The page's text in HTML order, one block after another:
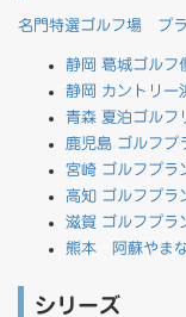
名門特選ゴルフ場 プ
静岡 葛城ゴルフ
静岡 カントリー
青森 夏泊ゴルフ
鹿児島 ゴルフプ
宮崎 ゴルフプラ
高知 ゴルフプラ
滋賀 ゴルフプラ
熊本 阿蘇やま
シリーズ